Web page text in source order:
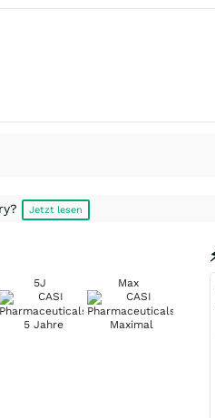
Jetzt lesen
5J Max